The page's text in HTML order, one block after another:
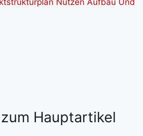
Hauptartikel